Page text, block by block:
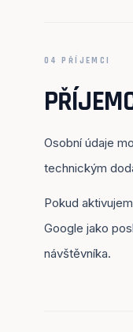
04 PŘÍJEMCI
Osobní údaje
technickým
Pokud
Google jako
návštěvníka.